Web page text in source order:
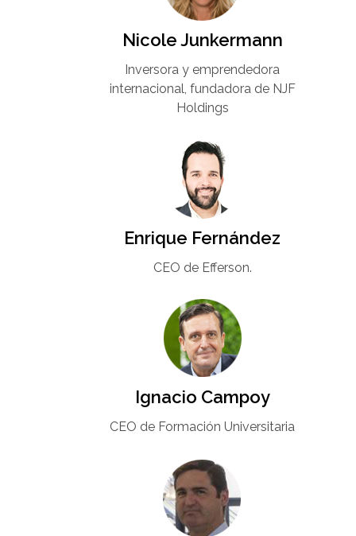
Nicole Junkermann​
Inversora y emprendedora
internacional, fundadora de NJF
Holdings
Enrique Fernández
CEO de Efferson.
Ignacio Campoy​
CEO de Formación Universitaria​